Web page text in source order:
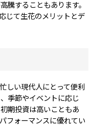
騰することもあります。
じて生花のメリットとデ
しい現代人にとって便利
季節やイベントに応じ
期投資は高いこともあ
フォーマンスに優れてい